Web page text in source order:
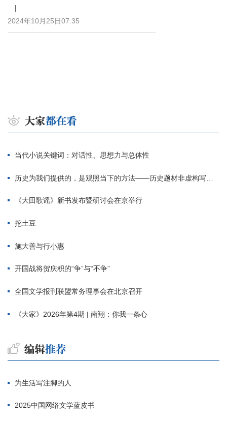
|
2024年10月25日07:35
当代小说关键词：对话性、思想力与总体性
历史为我们提供的，是观照当下的方法——历史题材非虚构写作多人谈
《大田歌谣》新书发布暨研讨会在京举行
挖土豆
施大善与行小惠
开国战将贺庆积的“争”与“不争”
全国文学报刊联盟常务理事会在北京召开
《大家》2026年第4期 | 南翔：你我一条心
为生活写注脚的人
2025中国网络文学蓝皮书